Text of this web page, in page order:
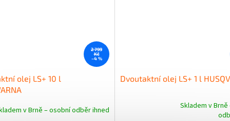
2 799
Kč
–4 %
olej LS+ 10 l
v Brně – osobní odběr ihned
Dvoutaktní olej LS+ 1 l
Skladem v